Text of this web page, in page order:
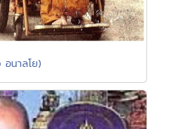
นาลโย)